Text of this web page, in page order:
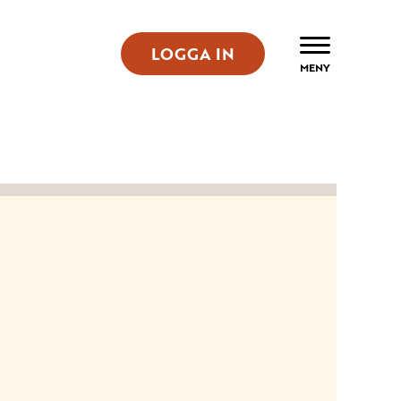
LOGGA IN ÖPPNA
MENY